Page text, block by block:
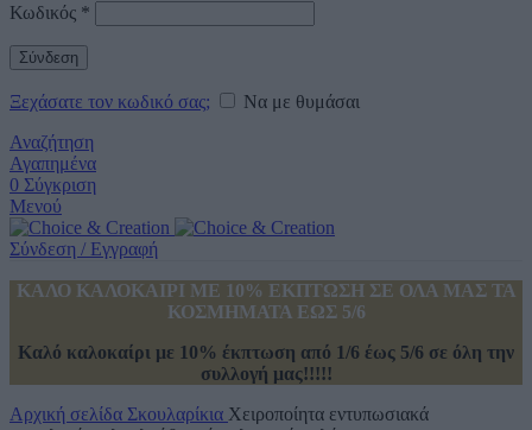
Κωδικός *
Σύνδεση
Ξεχάσατε τον κωδικό σας;
Να με θυμάσαι
Αναζήτηση
Αγαπημένα
0 Σύγκριση
Μενού
Σύνδεση / Εγγραφή
ΚΑΛΟ ΚΑΛΟΚΑΙΡΙ ΜΕ 10% ΕΚΠΤΩΣΗ ΣΕ ΟΛΑ ΜΑΣ ΤΑ
ΚΟΣΜΗΜΑΤΑ ΕΩΣ 5/6
Καλό καλοκαίρι με 10% έκπτωση από 1/6 έως 5/6 σε όλη την
συλλογή μας!!!!!
Αρχική σελίδα Σκουλαρίκια Χειροποίητα εντυπωσιακά